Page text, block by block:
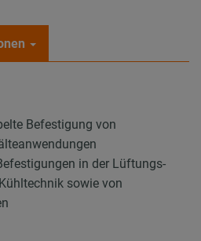
Befestigung von
in der Lüftungs-
sowie von